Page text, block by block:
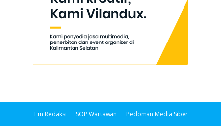
Tim Redaksi SOP Wartawan Pedoman Media Siber